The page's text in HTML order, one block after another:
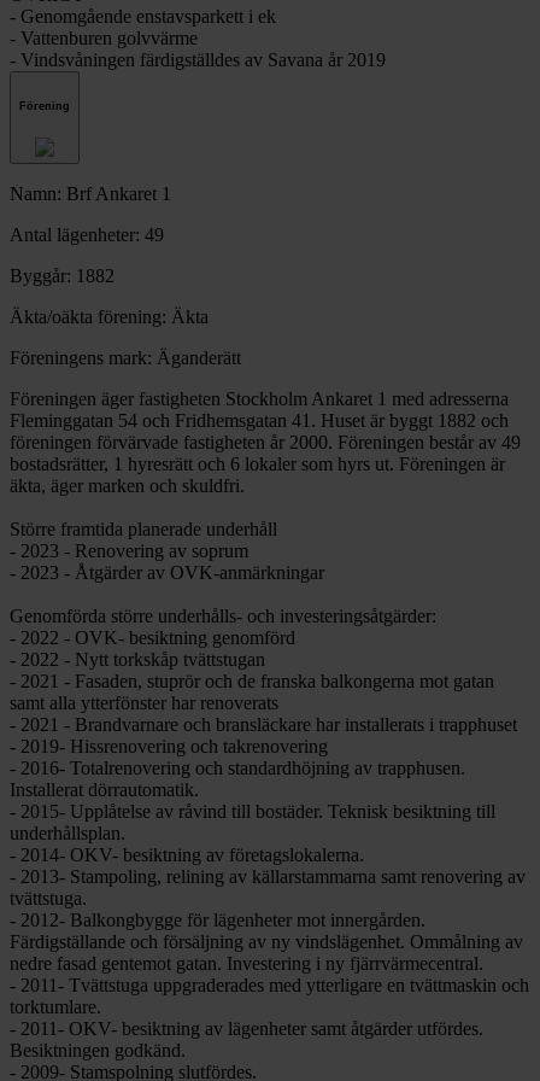
- Genomgående enstavsparkett i ek
- Vattenburen golvvärme
- Vindsvåningen färdigställdes av Savana år 2019
Förening
Namn: Brf Ankaret 1
Antal lägenheter: 49
Byggår: 1882
Äkta/oäkta förening: Äkta
Föreningens mark: Äganderätt
Föreningen äger fastigheten Stockholm Ankaret 1 med adresserna
Fleminggatan 54 och Fridhemsgatan 41. Huset är byggt 1882 och
föreningen förvärvade fastigheten år 2000. Föreningen består av 49
bostadsrätter, 1 hyresrätt och 6 lokaler som hyrs ut. Föreningen är
äkta, äger marken och skuldfri.
Större framtida planerade underhåll
- 2023 - Renovering av soprum
- 2023 - Åtgärder av OVK-anmärkningar
Genomförda större underhålls- och investeringsåtgärder:
- 2022 - OVK- besiktning genomförd
- 2022 - Nytt torkskåp tvättstugan
- 2021 - Fasaden, stuprör och de franska balkongerna mot gatan
samt alla ytterfönster har renoverats
- 2021 - Brandvarnare och bransläckare har installerats i trapphuset
- 2019- Hissrenovering och takrenovering
- 2016- Totalrenovering och standardhöjning av trapphusen.
Installerat dörrautomatik.
- 2015- Upplåtelse av råvind till bostäder. Teknisk besiktning till
underhållsplan.
- 2014- OKV- besiktning av företagslokalerna.
- 2013- Stampoling, relining av källarstammarna samt renovering av
tvättstuga.
- 2012- Balkongbygge för lägenheter mot innergården.
Färdigställande och försäljning av ny vindslägenhet. Ommålning av
nedre fasad gentemot gatan. Investering i ny fjärrvärmecentral.
- 2011- Tvättstuga uppgraderades med ytterligare en tvättmaskin och
torktumlare.
- 2011- OKV- besiktning av lägenheter samt åtgärder utfördes.
Besiktningen godkänd.
- 2009- Stamspolning slutfördes.